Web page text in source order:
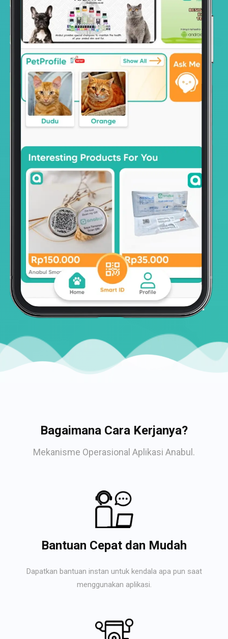
Bagaimana Cara Kerjanya?
Mekanisme Operasional Aplikasi Anabul.
Bantuan Cepat dan Mudah
Dapatkan bantuan instan untuk kendala apa pun saat
menggunakan aplikasi.